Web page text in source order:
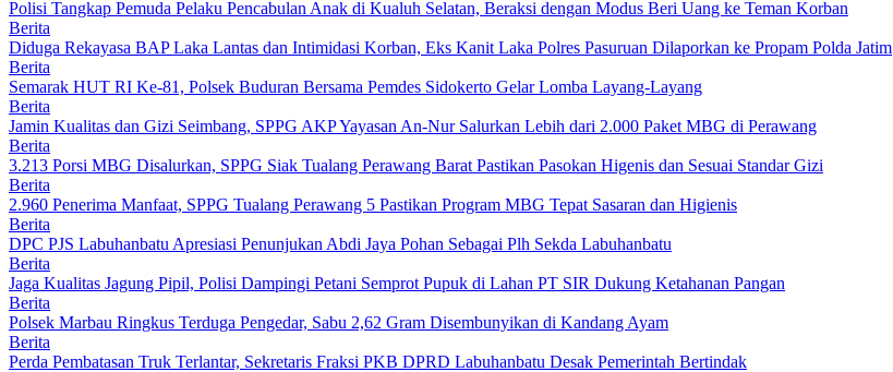
Polisi Tangkap Pemuda Pelaku Pencabulan Anak di Kualuh Selatan, Beraksi dengan Modus Beri Uang ke Teman Korban
Berita
Diduga Rekayasa BAP Laka Lantas dan Intimidasi Korban, Eks Kanit Laka Polres Pasuruan Dilaporkan ke Propam Polda Jatim
Berita
Semarak HUT RI Ke-81, Polsek Buduran Bersama Pemdes Sidokerto Gelar Lomba Layang-Layang
Berita
Jamin Kualitas dan Gizi Seimbang, SPPG AKP Yayasan An-Nur Salurkan Lebih dari 2.000 Paket MBG di Perawang
Berita
3.213 Porsi MBG Disalurkan, SPPG Siak Tualang Perawang Barat Pastikan Pasokan Higenis dan Sesuai Standar Gizi
Berita
2.960 Penerima Manfaat, SPPG Tualang Perawang 5 Pastikan Program MBG Tepat Sasaran dan Higienis
Berita
DPC PJS Labuhanbatu Apresiasi Penunjukan Abdi Jaya Pohan Sebagai Plh Sekda Labuhanbatu
Berita
Jaga Kualitas Jagung Pipil, Polisi Dampingi Petani Semprot Pupuk di Lahan PT SIR Dukung Ketahanan Pangan
Berita
Polsek Marbau Ringkus Terduga Pengedar, Sabu 2,62 Gram Disembunyikan di Kandang Ayam
Berita
Perda Pembatasan Truk Terlantar, Sekretaris Fraksi PKB DPRD Labuhanbatu Desak Pemerintah Bertindak